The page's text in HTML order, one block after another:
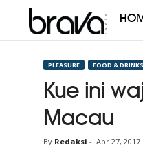
PLEASURE FOOD & DRINKS
Kue ini
Macau
By Redaksi - Apr 27, 2017